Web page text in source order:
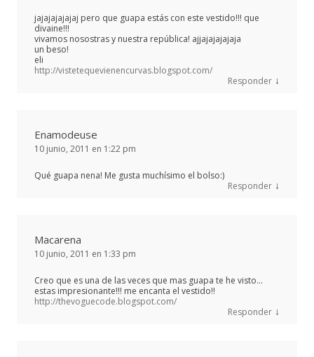
jajajajajajaj pero que guapa estás con este vestido!!! que
divaine!!!
vivamos nosostras y nuestra república! ajjajajajajaja
un beso!
eli
http://vistetequevienencurvas.blogspot.com/
Responder ↓
Enamodeuse
10 junio, 2011 en 1:22 pm
Qué guapa nena! Me gusta muchísimo el bolso:)
Responder ↓
Macarena
10 junio, 2011 en 1:33 pm
Creo que es una de las veces que mas guapa te he visto…
estas impresionante!!! me encanta el vestido!!
http://thevoguecode.blogspot.com/
Responder ↓